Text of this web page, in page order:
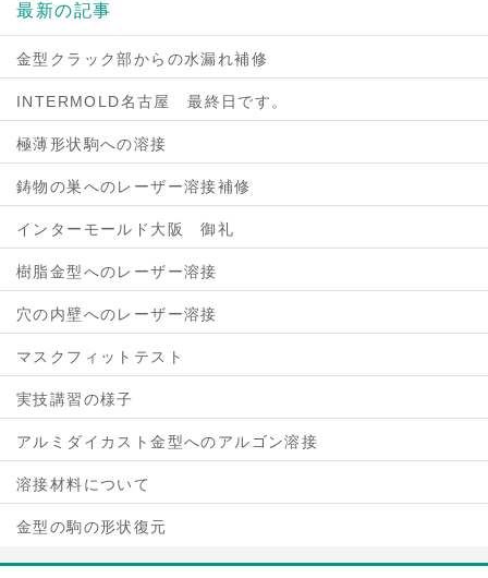
最新の記事
金型クラック部からの水漏れ補修
INTERMOLD名古屋 最終日です。
極薄形状駒への溶接
鋳物の巣へのレーザー溶接補修
インターモールド大阪 御礼
樹脂金型へのレーザー溶接
穴の内壁へのレーザー溶接
マスクフィットテスト
実技講習の様子
アルミダイカスト金型へのアルゴン溶接
溶接材料について
金型の駒の形状復元